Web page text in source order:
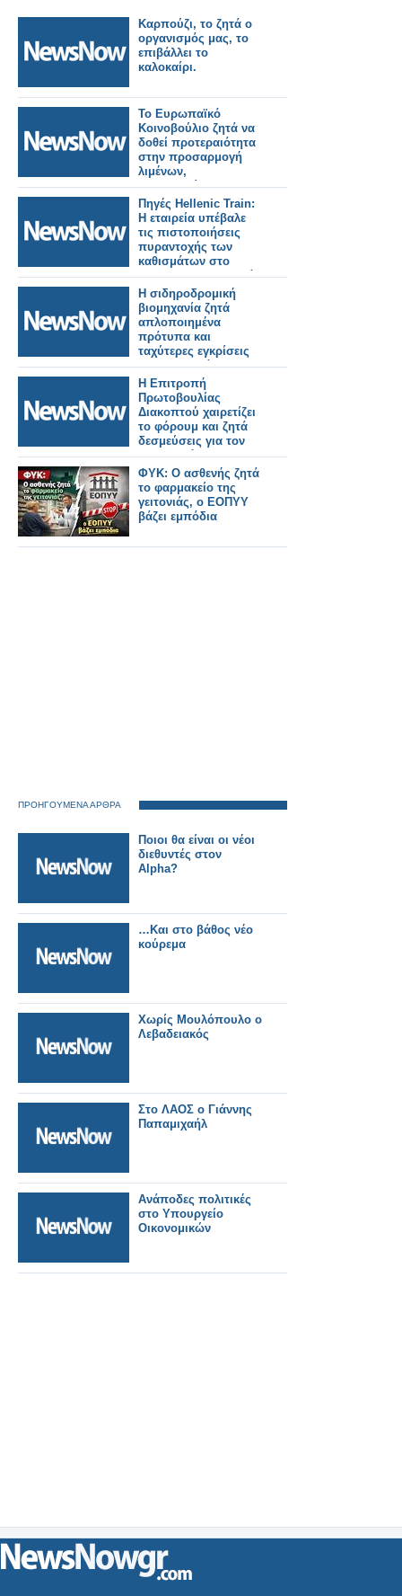
Καρπούζι, το ζητά ο
οργανισμός μας, το
επιβάλλει το
καλοκαίρι.
Το Ευρωπαϊκό
Κοινοβούλιο ζητά να
δοθεί προτεραιότητα
στην προσαρμογή
λιμένων,
αεροδρομίων και
σιδηροδρόμων για
στρατιωτική χρήση.
Πηγές Hellenic Train:
H εταιρεία υπέβαλε
τις πιστοποιήσεις
πυραντοχής των
καθισμάτων στo
Intercity 62 που ζητά
η ΡΑΣ
Η σιδηροδρομική
βιομηχανία ζητά
απλοποιημένα
πρότυπα και
ταχύτερες εγκρίσεις
για την επιτάχυνση
της ανάπτυξης του
ERTMS και την
επίτευξη των στόχων
του ΔΕΔ-Μ σε όλη την
Ευρώπη.
Η Επιτροπή
Πρωτοβουλίας
Διακοπτού χαιρετίζει
το φόρουμ και ζητά
δεσμεύσεις για τον
Οδοντωτό.
ΦΥΚ: Ο ασθενής ζητά
το φαρμακείο της
γειτονιάς, ο ΕΟΠΥΥ
βάζει εμπόδια
ΠΡΟΗΓΟΥΜΕΝΑ ΑΡΘΡΑ
Ποιοι θα είναι οι νέοι
διεθυντές στον
Αlpha?
…Και στο βάθος νέο
κούρεμα
Χωρίς Μουλόπουλο ο
Λεβαδειακός
Στο ΛΑΟΣ ο Γιάννης
Παπαμιχαήλ
Ανάποδες πολιτικές
στο Υπουργείο
Οικονομικών